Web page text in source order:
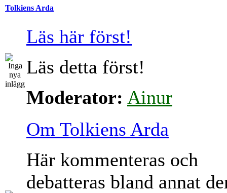
Tolkiens Arda
Läs här först!
Läs detta först!
Moderator: Ainur
Om Tolkiens Arda
Här kommenteras och
debatteras bland annat